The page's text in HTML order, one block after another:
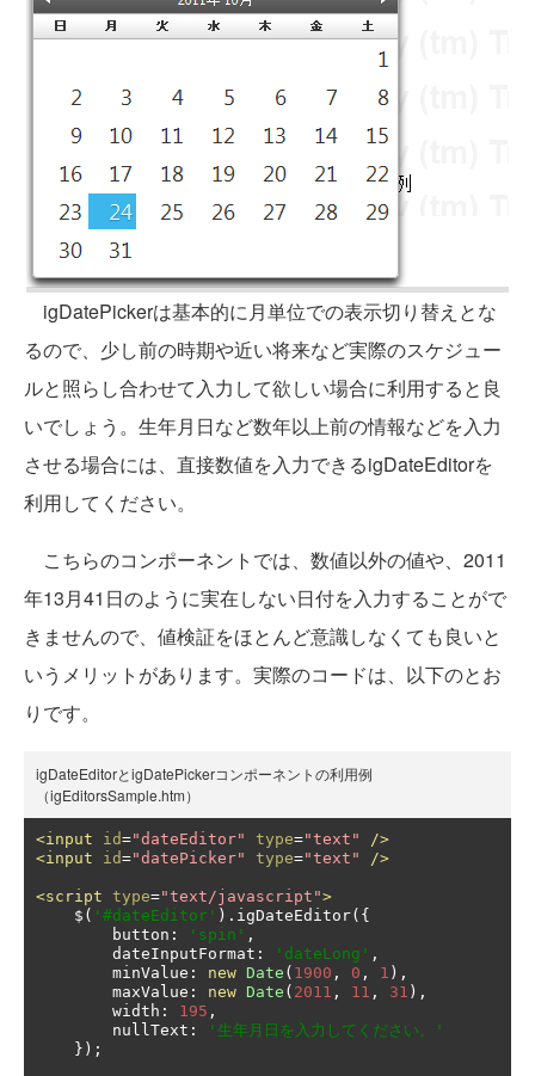
igDatePickerは基本的に月単位での表示切り替えとな
るので、少し前の時期や近い将来など実際のスケジュー
ルと照らし合わせて入力して欲しい場合に利用すると良
いでしょう。生年月日など数年以上前の情報などを入力
させる場合には、直接数値を入力できるigDateEditorを
利用してください。
こちらのコンポーネントでは、数値以外の値や、2011
年13月41日のように実在しない日付を入力することがで
きませんので、値検証をほとんど意識しなくても良いと
いうメリットがあります。実際のコードは、以下のとお
りです。
igDateEditorとigDatePickerコンポーネントの利用例
（igEditorsSample.htm）
<input id="dateEditor" type="text"
/>
<input
id="datePicker" type="text" />
<script type="text/javascript">
    $
( '#dateEditor' ). igDateEditor({
        button
: 'spin' ,
        dateInputFormat
: 'dateLong' ,
        minValue
: new Date ( 1900 , 0 , 1 ),
        maxValue
: new Date ( 2011 , 11 , 31 ),
        width
: 195 ,
        nullText
:
'生年月日を入力してください。'
});